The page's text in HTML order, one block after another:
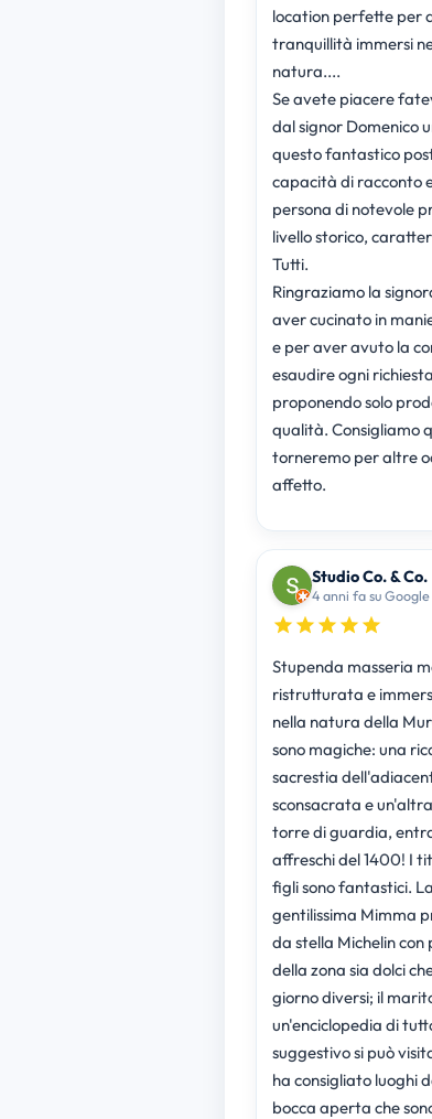
location perfette per
tranquillità immersi
natura....
Se avete piacere
dal signor Domenico
questo fantastico
capacità di racconto
persona di notevole
livello storico,
Tutti.
Ringraziamo la
aver cucinato in
e per aver avuto la
esaudire ogni
proponendo solo
qualità. Consigliamo
torneremo per altre
affetto.
Studio Co. & Co.
4 anni fa su Google
Stupenda masseria
ristrutturata e
nella natura della
sono magiche: una
sacrestia
sconsacrata e
torre di guardia,
affreschi del 1400! I
figli sono fantastici.
gentilissima Mimma
da stella Michelin
della zona sia dolci
giorno diversi; il
un'enciclopedia di
suggestivo si può
ha consigliato luoghi
bocca aperta che